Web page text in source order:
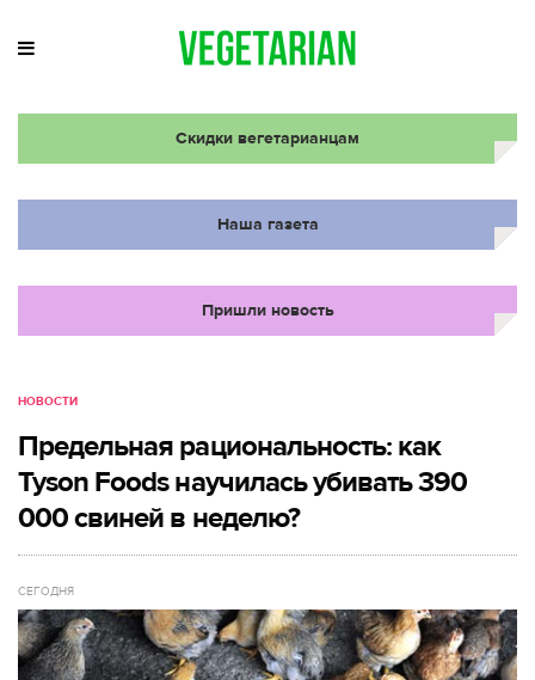
Скидки вегетарианцам
Наша газета
Пришли новость
НОВОСТИ
Предельная рациональность: как
Tyson Foods научилась убивать 390
000 свиней в неделю?
СЕГОДНЯ